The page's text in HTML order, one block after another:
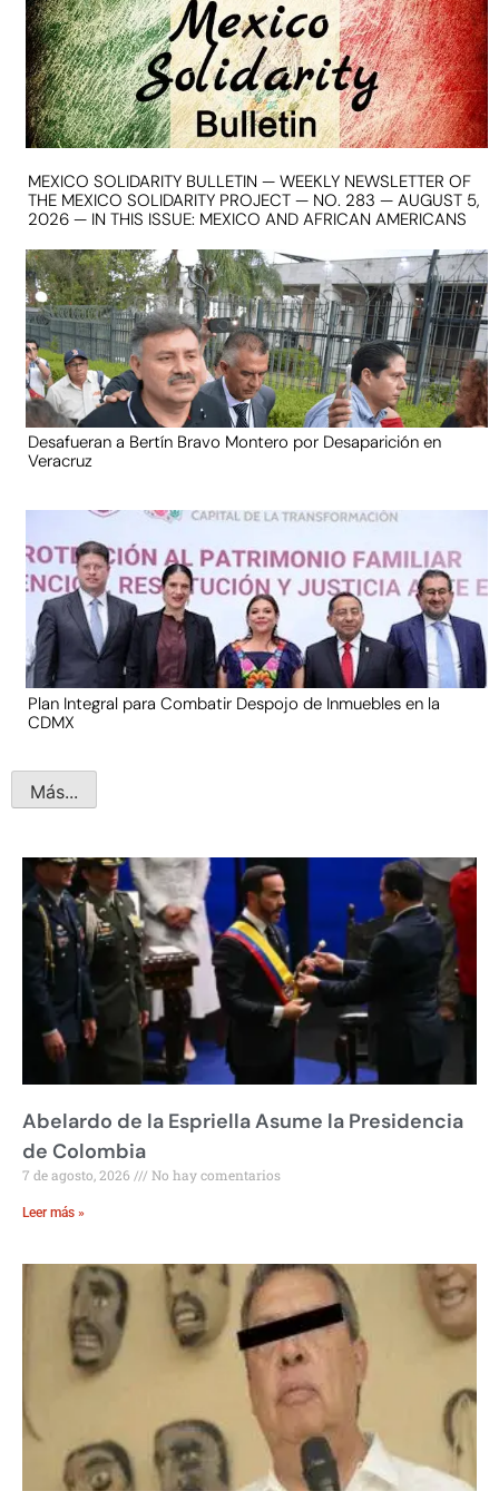
MEXICO SOLIDARITY BULLETIN — WEEKLY NEWSLETTER OF
THE MEXICO SOLIDARITY PROJECT — NO. 283 — AUGUST 5,
2026 — IN THIS ISSUE: MEXICO AND AFRICAN AMERICANS
Desafueran a Bertín Bravo Montero por Desaparición en
Veracruz
Plan Integral para Combatir Despojo de Inmuebles en la
CDMX
Más...
Abelardo de la Espriella Asume la Presidencia
de Colombia
7 de agosto, 2026 No hay comentarios
Leer más »